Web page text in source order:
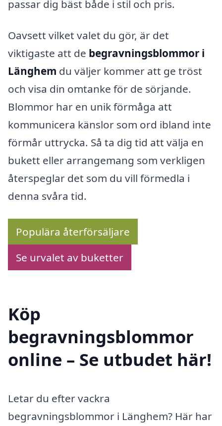
passar dig bäst både i stil och pris.
Oavsett vilket valet du gör, är det
viktigaste att de begravningsblommor i
Länghem du väljer kommer att ge tröst
och visa din omtanke för de sörjande.
Blommor har en unik förmåga att
kommunicera känslor som ord ibland inte
förmår uttrycka. Så ta dig tid att välja en
bukett eller arrangemang som verkligen
återspeglar det som du vill förmedla i
denna svåra tid.
Populära återförsäljare
Se urvalet av buketter
Köp
begravningsblommor
online – Se utbudet här!
Letar du efter vackra
begravningsblommor i Länghem? Här har